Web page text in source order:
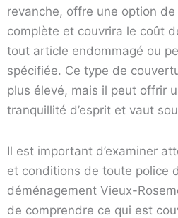
revanche, offre une option
complète et couvrira le coût
tout article endommagé ou
spécifiée. Ce type de
plus élevé, mais il peut offrir
tranquillité d’esprit et vaut
Il est important d’examiner
et conditions de toute police
déménagement Vieux-
de comprendre ce qui est